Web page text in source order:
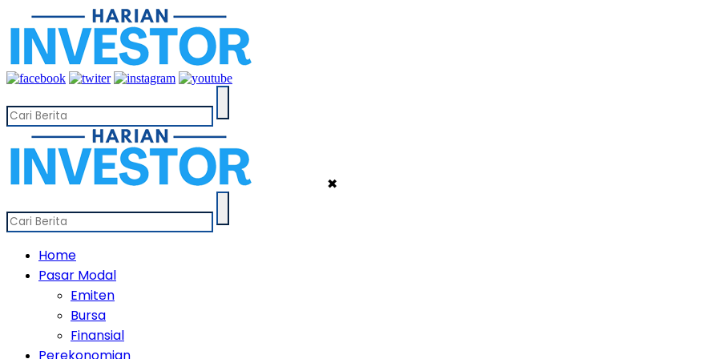
✖
Home
Pasar Modal
Emiten
Bursa
Finansial